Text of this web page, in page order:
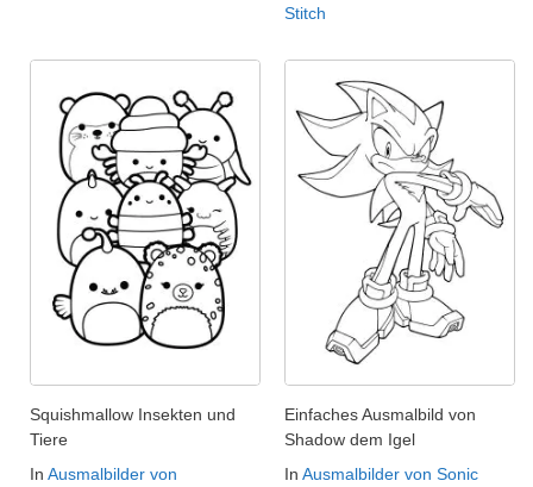
Stitch
Squishmallow Insekten und
Tiere
In Ausmalbilder von
Einfaches Ausmalbild von
Shadow dem Igel
In Ausmalbilder von Sonic